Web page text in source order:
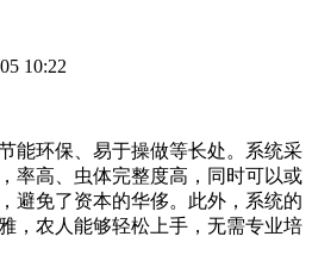
10:22
环保、易于操做等长处。系统采
率高、虫体完整度高，同时可以或
避免了资本的华侈。此外，系统的
，农人能够轻松上手，无需专业培